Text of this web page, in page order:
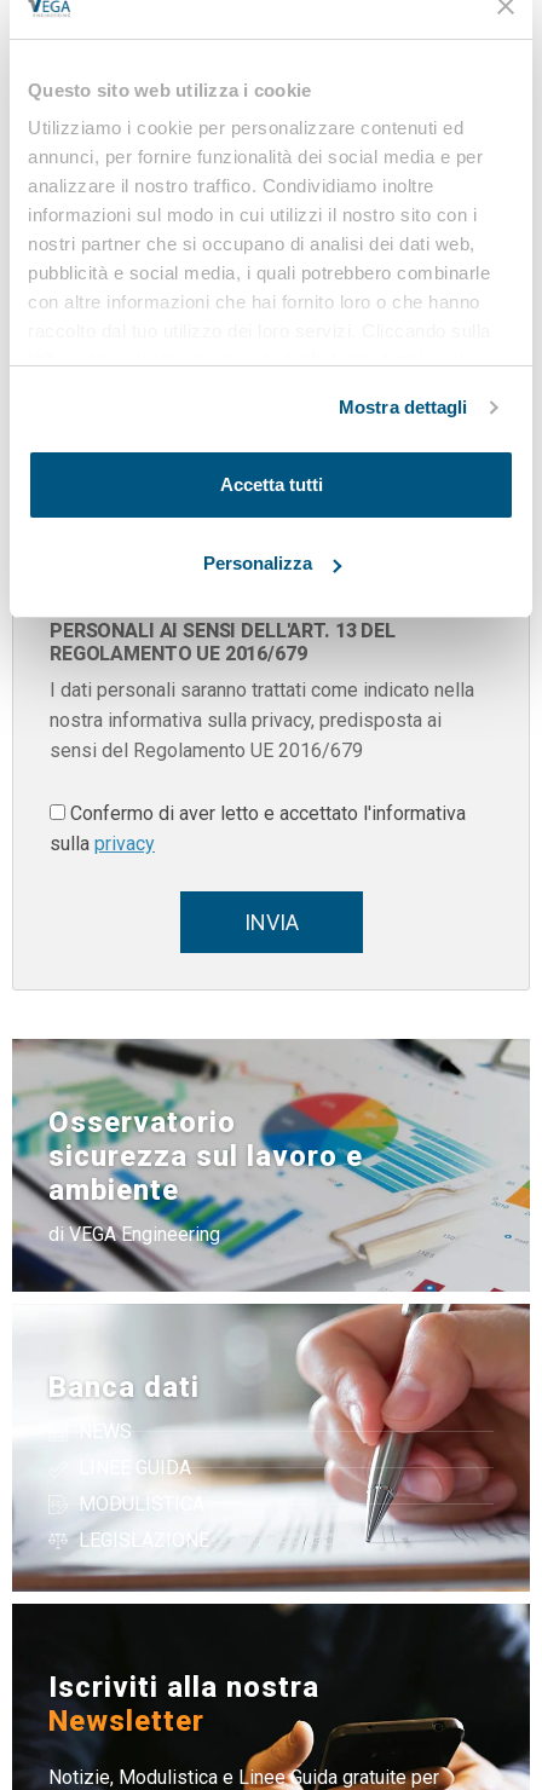
Questo sito web utilizza i cookie
Utilizziamo i cookie per personalizzare contenuti ed
annunci, per fornire funzionalità dei social media e per
analizzare il nostro traffico. Condividiamo inoltre
informazioni sul modo in cui utilizzi il nostro sito con i
nostri partner che si occupano di analisi dei dati web,
pubblicità e social media, i quali potrebbero combinarle
con altre informazioni che hai fornito loro o che hanno
Mostra dettagli
Accetta tutti
Personalizza
Richiedi informazioni
Azienda
PERSONALI AI SENSI DELL'ART. 13 DEL
REGOLAMENTO UE 2016/679
I dati personali saranno trattati come indicato nella
nostra informativa sulla privacy, predisposta ai
sensi del Regolamento UE 2016/679
Confermo di aver letto e accettato l'informativa
sulla privacy
INVIA
Banca dati
NEWS
LINEE GUIDA
MODULISTICA
LEGISLAZIONE
Osservatorio
sicurezza sul lavoro e
ambiente
di VEGA Engineering
Iscriviti alla nostra
Newsletter
Notizie, Modulistica e Linee Guida gratuite per